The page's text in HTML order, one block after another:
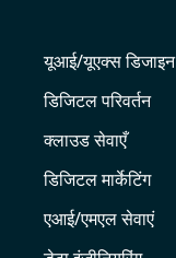
यूआई/यूएक्स डिजाइन
डिजिटल परिवर्तन
क्लाउड सेवाएँ
डिजिटल मार्केटिंग
एआई/एमएल सेवाएं